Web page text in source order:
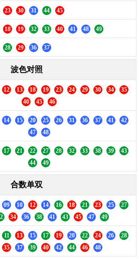
23 30 31 44 45
18 19 32 33 40 41 48 49
28 29 36 37
波色对照
12 13 18 19 23 24 29 30 34
35
40
45 46
14 15 20 25 26 31 36 37 41
42
47
48
17 21 22 27 28 32 33 38 39
43
44
49
合数单双
09 10 12 14 16 18 21 23 25
27
34 36 38 41 43 45 47 49
11 13 15 17 19 20 22 24 26
28
35 37 39 40 42 44 46 48